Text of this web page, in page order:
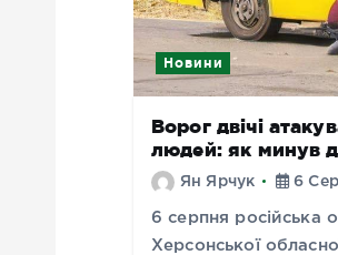
Новини
Ворог двічі
людей: як минув
Ян Ярчук 6
6 серпня російська
Херсонської